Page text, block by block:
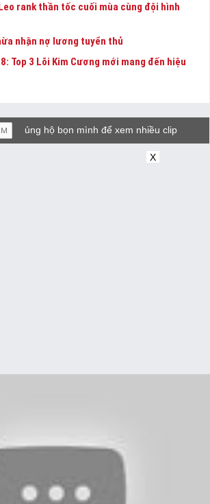
rank thần tốc cuối mùa cùng đội hình
nhận nợ lương tuyển thủ
Top 3 Lõi Kim Cương mới mang đến hiệu
ủng hộ bọn mình để xem nhiều clip
X